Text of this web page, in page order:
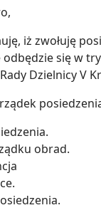
iż zwołuję
się w
Dzielnicy V
obrad.